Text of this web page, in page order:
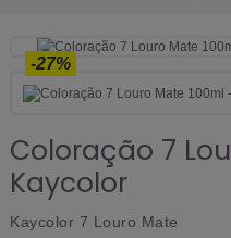
-27%
Coloração 7
Kaycolor
Kaycolor 7 Louro Mate